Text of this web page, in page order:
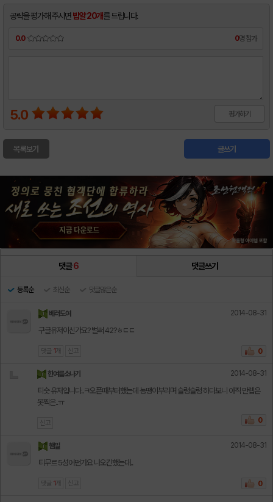
공략을 평가해 주시면밥알 20개를 드립니다.
0.0 0명 참가
5.0 평가하기
목록보기 글쓰기
댓글6 댓글쓰기
등록순 최신순 댓글많은순
베러도여 2014-08-31
구글유저이신가요? 벌써 42?ㅎㄷㄷ
댓글 1 개 신고 0
한여름소나기 2014-08-31
티슷 유저입니다..ㅋ오픈때부터했는데 농땡이부리며 슬렁슬렁 하다보니 아직 만렙은
못찍은..ㅠ
신고 0
햄밀 2014-08-31
티무르 5성어떤가요 나오긴했는대..
댓글 1 개 신고 0